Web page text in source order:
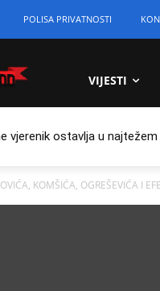
POLISA PRIVATNOSTI
VIJESTI
vjerenik ostavlja u
KOMŠIĆA, OGREŠEVIĆA I